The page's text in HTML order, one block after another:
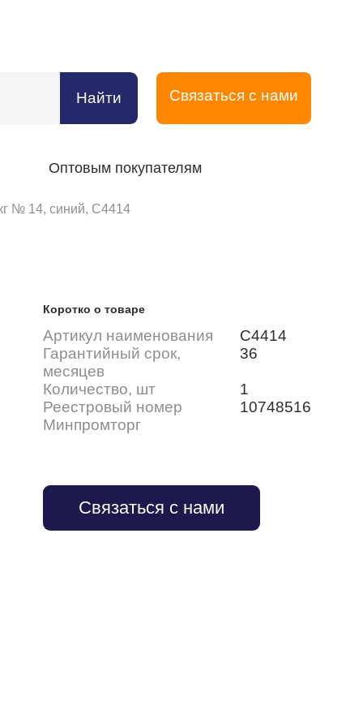
Найти Связаться с нами
Оптовым покупателям
№ 14, синий, С4414
Коротко о товаре
Артикул наименования
С4414
Гарантийный срок,
месяцев
36
Количество, шт
1
Реестровый номер
Минпромторг
10748516
Связаться с нами